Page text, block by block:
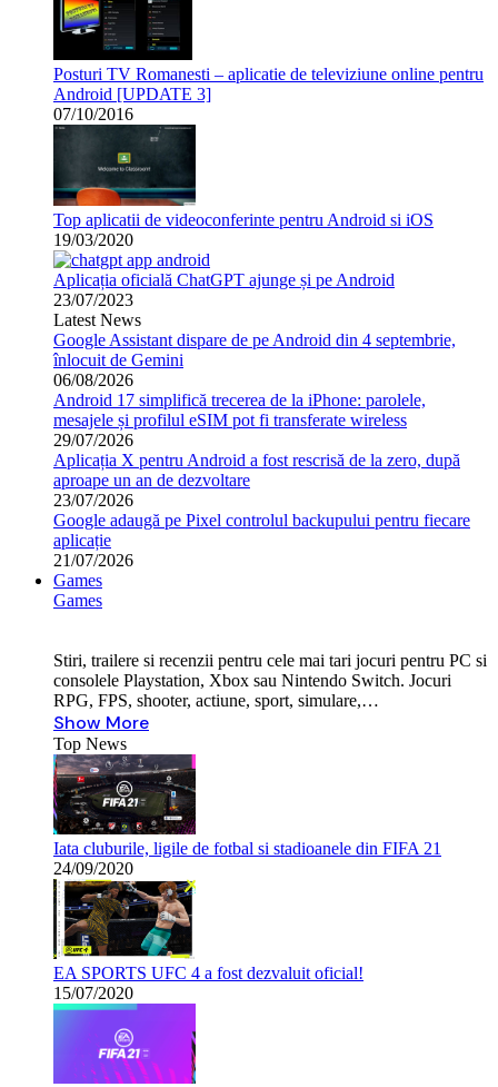
Posturi TV Romanesti – aplicatie de televiziune online pentru
Android [UPDATE 3]
07/10/2016
Top aplicatii de videoconferinte pentru Android si iOS
19/03/2020
Aplicația oficială ChatGPT ajunge și pe Android
23/07/2023
Latest News
Google Assistant dispare de pe Android din 4 septembrie,
înlocuit de Gemini
06/08/2026
Android 17 simplifică trecerea de la iPhone: parolele,
mesajele și profilul eSIM pot fi transferate wireless
29/07/2026
Aplicația X pentru Android a fost rescrisă de la zero, după
aproape un an de dezvoltare
23/07/2026
Google adaugă pe Pixel controlul backupului pentru fiecare
aplicație
21/07/2026
Games
Games
Stiri, trailere si recenzii pentru cele mai tari jocuri pentru PC si
consolele Playstation, Xbox sau Nintendo Switch. Jocuri
RPG, FPS, shooter, actiune, sport, simulare,…
Show More
Top News
Iata cluburile, ligile de fotbal si stadioanele din FIFA 21
24/09/2020
EA SPORTS UFC 4 a fost dezvaluit oficial!
15/07/2020